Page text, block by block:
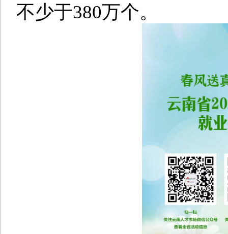
不少于380万个。